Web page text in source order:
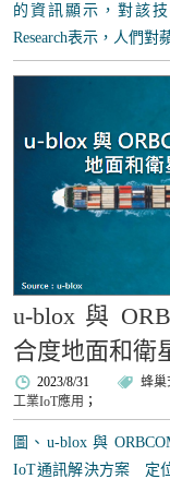
的資訊顯示，對該
Research表示，人們對
u-blox 與
合度地面和衛
2023/8/31 蜂巢
工業IoT應用 ；
圖、u-blox 與
IoT通訊解決方案 定